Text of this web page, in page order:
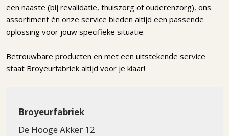
een naaste (bij revalidatie, thuiszorg of ouderenzorg), ons
assortiment én onze service bieden altijd een passende
oplossing voor jouw specifieke situatie.
Betrouwbare producten en met een uitstekende service
staat Broyeurfabriek altijd voor je klaar!
Broyeurfabriek
De Hooge Akker 12